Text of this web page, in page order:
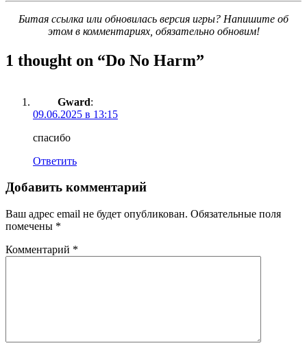
Битая ссылка или обновилась версия игры? Напишите об
этом в комментариях, обязательно обновим!
1 thought on “Do No Harm”
Gward:
09.06.2025 в 13:15
спасибо
Ответить
Добавить комментарий
Ваш адрес email не будет опубликован. Обязательные поля
помечены *
Комментарий *